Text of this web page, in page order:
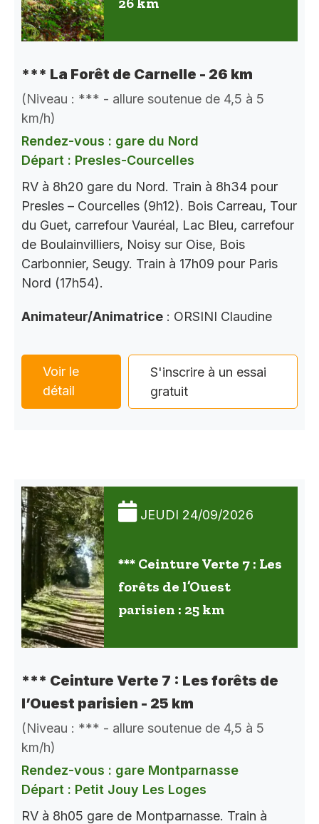
*** La Forêt de Carnelle - 26 km
(Niveau : *** - allure soutenue de 4,5 à 5
km/h)
Rendez-vous : gare du Nord
Départ : Presles-Courcelles
RV à 8h20 gare du Nord. Train à 8h34 pour
Presles – Courcelles (9h12). Bois Carreau, Tour
du Guet, carrefour Vauréal, Lac Bleu, carrefour
de Boulainvilliers, Noisy sur Oise, Bois
Carbonnier, Seugy. Train à 17h09 pour Paris
Nord (17h54).
Animateur/Animatrice : ORSINI Claudine
Voir le
détail
S'inscrire à un essai
gratuit
JEUDI 24/09/2026
*** Ceinture Verte 7 : Les
forêts de l’Ouest
parisien : 25 km
*** Ceinture Verte 7 : Les forêts de
l’Ouest parisien - 25 km
(Niveau : *** - allure soutenue de 4,5 à 5
km/h)
Rendez-vous : gare Montparnasse
Départ : Petit Jouy Les Loges
RV à 8h05 gare de Montparnasse. Train à